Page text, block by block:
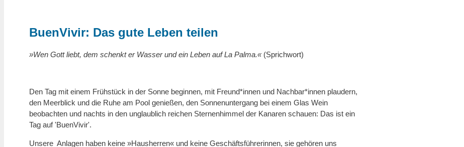
BuenVivir: Das gute Leben teilen
»Wen Gott liebt, dem schenkt er Wasser und ein Leben auf La Palma.« (Sprichwort)
Den Tag mit einem Frühstück in der Sonne beginnen, mit Freund*innen und Nachbar*innen plaudern,
den Meerblick und die Ruhe am Pool genießen, den Sonnenuntergang bei einem Glas Wein
beobachten und nachts in den unglaublich reichen Sternenhimmel der Kanaren schauen: Das ist ein
Tag auf 'BuenVivir'.
Unsere Anlagen haben keine »Hausherren« und keine Geschäftsführerinnen, sie gehören uns